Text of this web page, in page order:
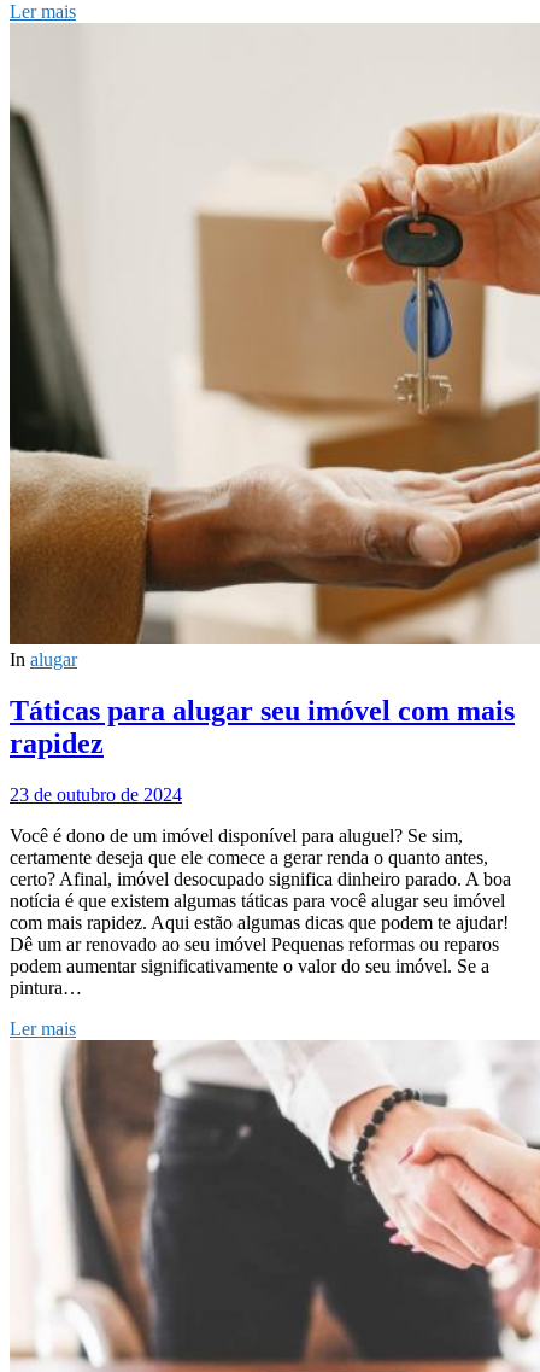
Ler mais
In alugar
Táticas para alugar seu imóvel com mais
rapidez
23 de outubro de 2024
Você é dono de um imóvel disponível para aluguel? Se sim,
certamente deseja que ele comece a gerar renda o quanto antes,
certo? Afinal, imóvel desocupado significa dinheiro parado. A boa
notícia é que existem algumas táticas para você alugar seu imóvel
com mais rapidez. Aqui estão algumas dicas que podem te ajudar!
Dê um ar renovado ao seu imóvel Pequenas reformas ou reparos
podem aumentar significativamente o valor do seu imóvel. Se a
pintura…
Ler mais